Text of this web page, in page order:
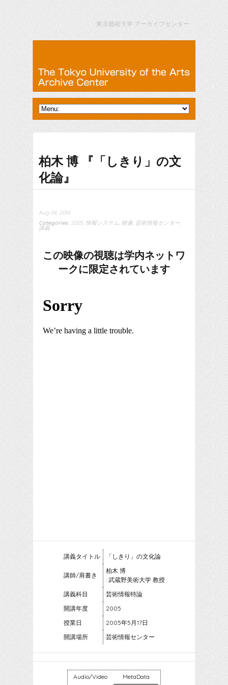
東京藝術大学 アーカイブセンター
柏木 博 『「しきり」の文
化論』
Aug 04, 2014
Categories: 2005, 情報システム 映像 芸術情報センター
講義
この映像の視聴は学内ネットワ
ークに限定されています
講義タイトル 「しきり」の文化論
講師/肩書き
柏木 博
: 武蔵野美術大学 教授
講義科目
芸術情報特論
開講年度
2005
授業日
2005年5月17日
開講場所
芸術情報センター
Audio/Video MetaData